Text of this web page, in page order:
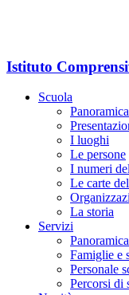
Istituto
Scuola
Panoramica
I luoghi
Le persone
I numeri
Le carte
La storia
Servizi
Panoramica
Famiglie e
Personale
Percorsi di